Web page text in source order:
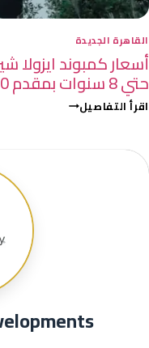
القاهرة الجديدة
حتي 8 سنوات بمقدم 10%
اقرأ التفاصيل